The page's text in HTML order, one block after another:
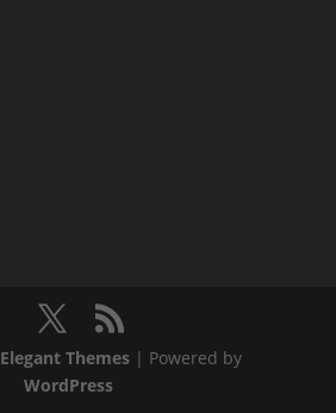
Elegant Themes| Powered by
WordPress